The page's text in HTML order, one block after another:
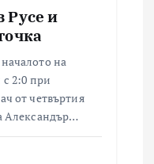
Русе и
на
с 2:0 при
от четвъртия
Александър…